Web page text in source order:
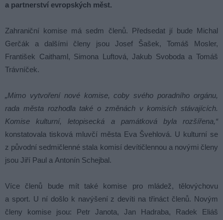
a partnerství evropských měst.
Zahraniční komise má sedm členů. Předsedat jí bude Michal
Gerčák a dalšími členy jsou Josef Šašek, Tomáš Mosler,
František Caithaml, Simona Luftová, Jakub Svoboda a Tomáš
Trávníček.
„Mimo vytvoření nové komise, coby svého poradního orgánu,
rada města rozhodla také o změnách v komisích stávajících.
Komise kulturní, letopisecká a památková byla rozšířena,“
konstatovala tisková mluvčí města Eva Švehlová. U kulturní se
z původní sedmičlenné stala komisí devítičlennou a novými členy
jsou Jiří Paul a Antonín Schejbal.
Více členů bude mít také komise pro mládež, tělovýchovu
a sport. U ní došlo k navýšení z devíti na třináct členů. Novým
členy komise jsou: Petr Janota, Jan Hadraba, Radek Eliáš